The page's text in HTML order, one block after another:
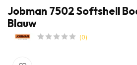
Jobman 7502 Softshell
Blauw
(0)